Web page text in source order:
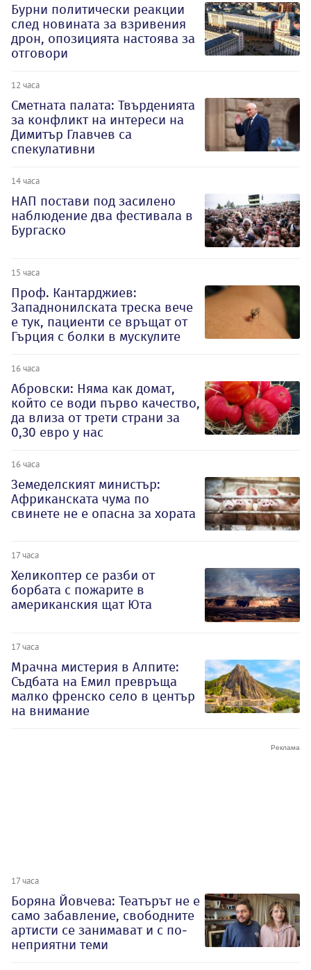
Бурни политически реакции
след новината за взривения
дрон, опозицията настоява за
отговори
12 часа
Сметната палата: Твърденията
за конфликт на интереси на
Димитър Главчев са
спекулативни
14 часа
НАП постави под засилено
наблюдение два фестивала в
Бургаско
15 часа
Проф. Кантарджиев:
Западнонилската треска вече
е тук, пациенти се връщат от
Гърция с болки в мускулите
16 часа
Абровски: Няма как домат,
който се води първо качество,
да влиза от трети страни за
0,30 евро у нас
16 часа
Земеделският министър:
Африканската чума по
свинете не е опасна за хората
17 часа
Хеликоптер се разби от
борбата с пожарите в
американския щат Юта
17 часа
Мрачна мистерия в Алпите:
Съдбата на Емил превръща
малко френско село в център
на внимание
17 часа
Боряна Йовчева: Театърът не е
само забавление, свободните
артисти се занимават и с по-
неприятни теми